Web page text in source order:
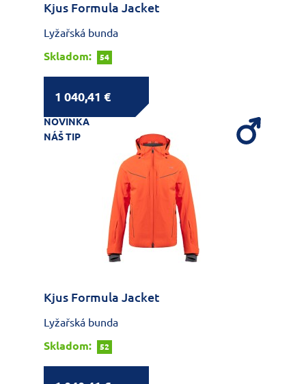
Kjus Formula Jacket
Lyžařská bunda
Skladom:
54
1 040,41 €
NOVINKA
NÁŠ TIP
Kjus Formula Jacket
Lyžařská bunda
Skladom:
52